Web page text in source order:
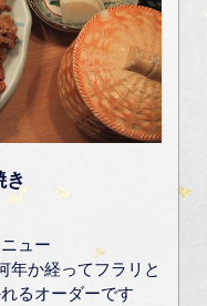
ュー
年か経ってフラリと
るオーダーです